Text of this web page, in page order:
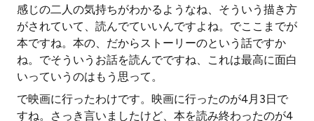
感じの二人の気持ちがわかるようなね、そういう描き方
がされていて、読んでていいんですよね。でここまでが
本ですね。本の、だからストーリーのという話ですか
ね。でそういうお話を読んでですね、これは最高に面白
いっていうのはもう思って。
で映画に行ったわけです。映画に行ったのが4月3日で
すね。さっき言いましたけど、本を読み終わったのが4